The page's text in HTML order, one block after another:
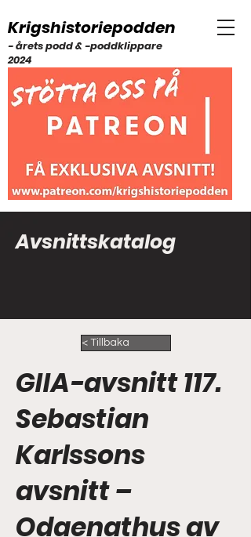
Krigshistoriepodden
- årets podd & -poddklippare
2024
Avsnittskatalog
< Tillbaka
GIIA-avsnitt 117.
Sebastian
Karlssons
avsnitt –
Odaenathus av